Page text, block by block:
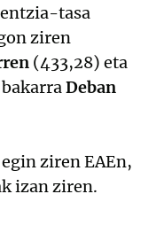
tasa
ziren
(433,28) eta
Deban
ziren EAEn,
izan ziren.